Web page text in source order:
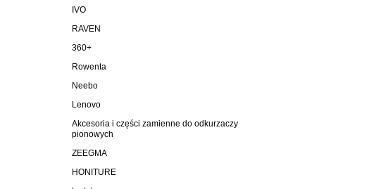
IVO
RAVEN
360+
Rowenta
Neebo
Lenovo
Akcesoria i części zamienne do odkurzaczy
pionowych
ZEEGMA
HONITURE